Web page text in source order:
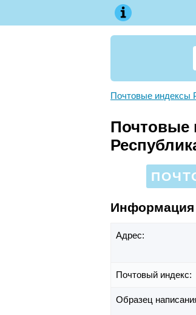
Почтовые индексы
Почтовые
Информация
Адрес:
Почтовый индекс:
Образец